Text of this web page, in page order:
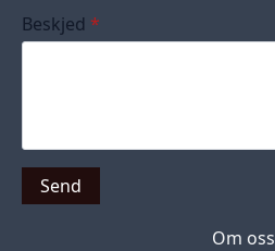
Beskjed *
Send
Om oss